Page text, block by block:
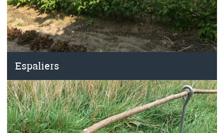
Espaliers